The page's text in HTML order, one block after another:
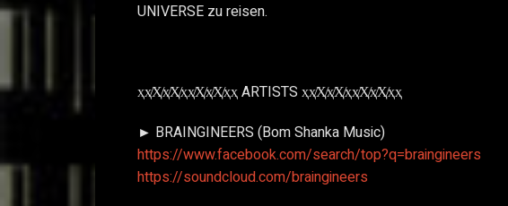
UNIVERSE zu reisen.
ҳҳ̸Ҳ̸ҳ̸Ҳ̸ҳҳ̸Ҳ̸ҳ̸Ҳ̸ҳҳ ARTISTS ҳҳ̸Ҳ̸ҳ̸Ҳ̸ҳҳ̸Ҳ̸ҳ̸Ҳ̸ҳҳ
► BRAINGINEERS (Bom Shanka Music)
https://www.facebook.com/search/top?q=braingineers
https://soundcloud.com/braingineers